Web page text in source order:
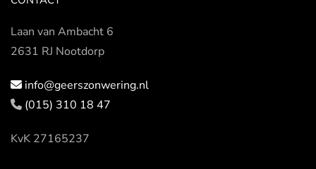
Laan van Ambacht 6
2631 RJ Nootdorp
info@geerszonwering.nl
(015) 310 18 47
KvK 27165237